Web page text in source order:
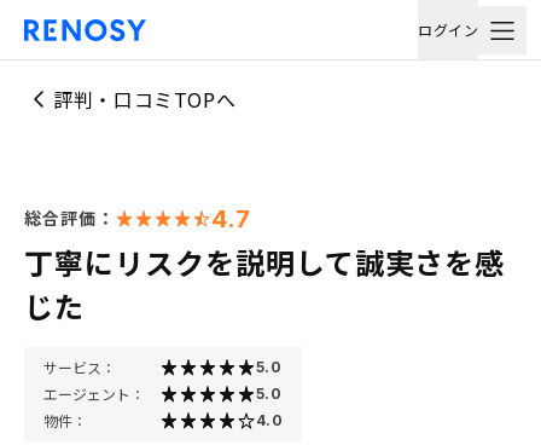
ログイン
評判・口コミTOPへ
総合評価： 4.7
丁寧にリスクを説明して誠実さを感
じた
サービス： 5.0
エージェント： 5.0
物件： 4.0